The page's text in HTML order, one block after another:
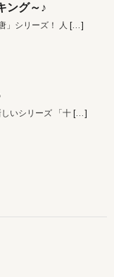
ング～♪
」シリーズ！ 人 […]
いシリーズ 「十 […]